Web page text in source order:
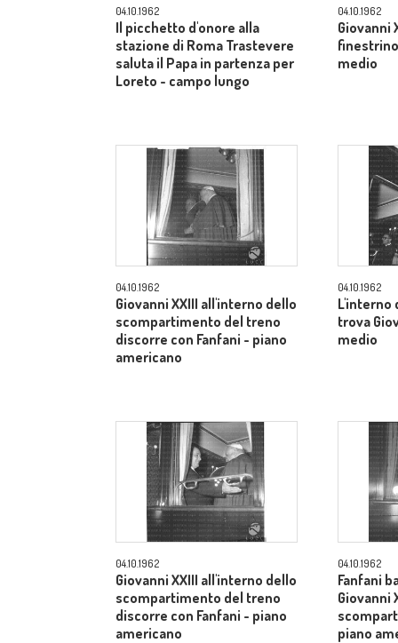
04.10.1962
Il picchetto d'onore alla
stazione di Roma Trastevere
saluta il Papa in partenza per
Loreto - campo lungo
04.10.1962
Giovanni
medio
04.10.1962
Giovanni XXIII all'interno dello
scompartimento del treno
discorre con Fanfani - piano
americano
04.10.1962
L'interno
trova
medio
04.10.1962
Giovanni XXIII all'interno dello
scompartimento del treno
discorre con Fanfani - piano
americano
04.10.1962
Fanfani
Giovanni
piano